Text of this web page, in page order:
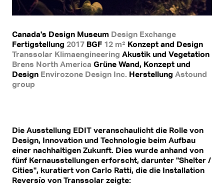
Canada's Design Museum Design Exchange
Fertigstellung 2017 BGF 12 m² Konzept and Design
Transsolar Klimaengineering Akustik und Vegetation
Brens North America Grüne Wand, Konzept und
Design Envirozone Design Inc. Herstellung Astound
group
Die Ausstellung EDIT veranschaulicht die Rolle von
Design, Innovation und Technologie beim Aufbau
einer nachhaltigen Zukunft. Dies wurde anhand von
fünf Kernausstellungen erforscht, darunter "Shelter /
Cities", kuratiert von Carlo Ratti, die die Installation
Reversío von Transsolar zeigte: